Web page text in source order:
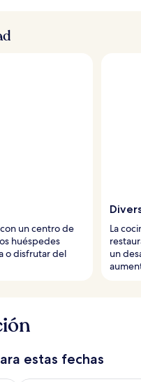
un centro de
huéspedes
o disfrutar del
La
un
estas fechas